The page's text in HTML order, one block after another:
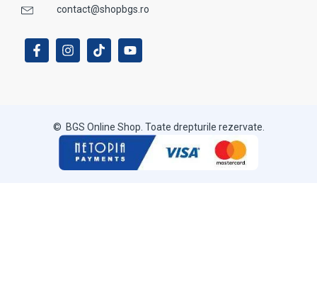
contact@shopbgs.ro
© BGS Online Shop. Toate drepturile rezervate.